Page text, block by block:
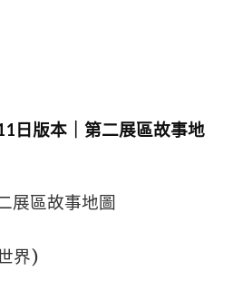
日版本｜第二展區故事地
展區故事地圖
界)